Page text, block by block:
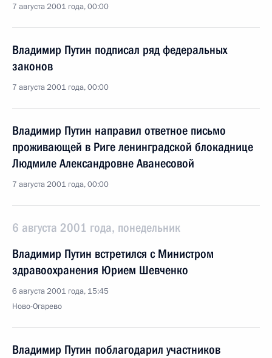
7 августа 2001 года, 00:00
Владимир Путин подписал ряд федеральных
законов
7 августа 2001 года, 00:00
Владимир Путин направил ответное письмо
проживающей в Риге ленинградской блокаднице
Людмиле Александровне Аванесовой
7 августа 2001 года, 00:00
6 августа 2001 года, понедельник
Владимир Путин встретился с Министром
здравоохранения Юрием Шевченко
6 августа 2001 года, 15:45
Ново-Огарево
Владимир Путин поблагодарил участников